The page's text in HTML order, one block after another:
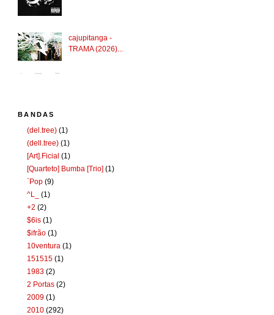
cajupitanga -
TRAMA (2026)...
BANDAS
(del.tree) (1)
(dell.tree) (1)
[Art].Ficial (1)
[Quarteto] Bumba [Trio] (1)
`Pop (9)
^L_
(1)
+2 (2)
$6is (1)
$ifrão (1)
10ventura (1)
151515 (1)
1983 (2)
2 Portas (2)
2009 (1)
2010 (292)